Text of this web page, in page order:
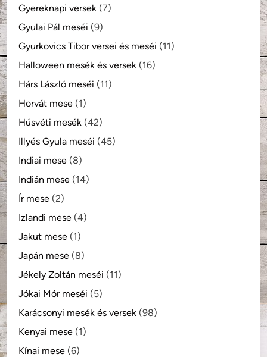
Gyereknapi versek (7)
Gyulai Pál meséi (9)
Gyurkovics Tibor versei és meséi (11)
Halloween mesék és versek (16)
Hárs László meséi (11)
Horvát mese (1)
Húsvéti mesék (42)
Illyés Gyula meséi (45)
Indiai mese (8)
Indián mese (14)
Ír mese (2)
Izlandi mese (4)
Jakut mese (1)
Japán mese (8)
Jékely Zoltán meséi (11)
Jókai Mór meséi (5)
Karácsonyi mesék és versek (98)
Kenyai mese (1)
Kínai mese (6)